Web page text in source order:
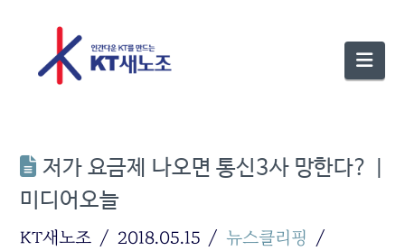
저가 요금제 나오면 통신3사 망한다? |
미디어오늘
KT새노조 2018.05.15 뉴스클리핑